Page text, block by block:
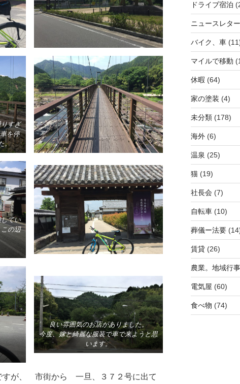
すぎ
を停
。
てい
の辺
良い雰囲気のお店がありました。
今度、嫁と綺麗な服装で車で来ようと思
います。
すが、 市街から 一旦、３７２号に出て
ドライブ宿泊
ニュースレター
バイク、車
マイルで移動
休暇 (64)
家の塗装 (4)
未分類(178)
海外(6)
温泉 (25)
猫(19)
社長会(7)
自転車(10)
葬儀ー法要
賃貸(26)
農業。地域行事
電気屋 (60)
食べ物 (74)